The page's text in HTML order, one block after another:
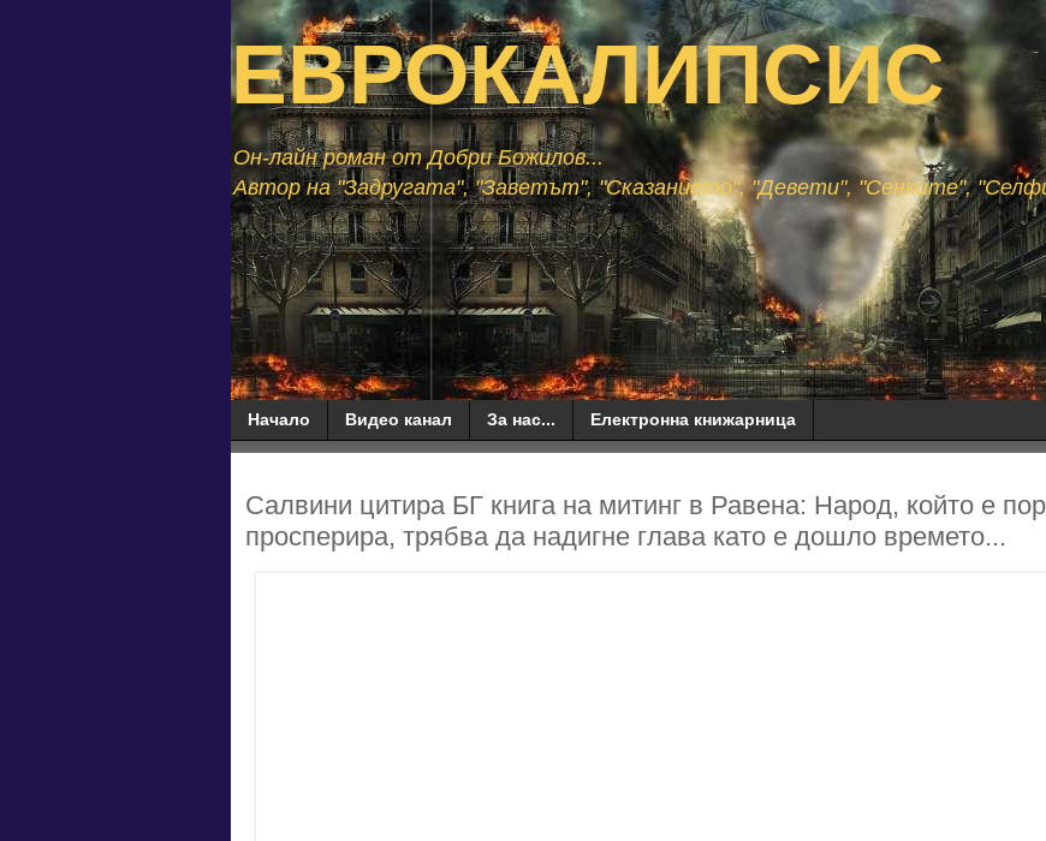
ЕВРОКАЛИПСИС
Он-лайн роман от Добри Божилов...
Автор на "Задругата", "Заветът", "Сказанието", "Девети", "Сенките",
Начало Видео канал За нас... Електронна книжарница
Салвини цитира БГ книга на митинг в Равена: Народ, който е
просперира, трябва да надигне глава като е дошло времето...